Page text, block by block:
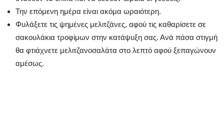
Την επόμενη ημέρα είναι ακόμα ωραιότερη.
Φυλάξετε τις ψημένες μελιτζάνες, αφού τις καθαρίσετε σε
σακουλάκια τροφίμων στην κατάψυξη σας. Ανά πάσα στιγμή
θα φτιάχνετε μελιτζανοσαλάτα στο λεπτό αφού ξεπαγώνουν
αμέσως.